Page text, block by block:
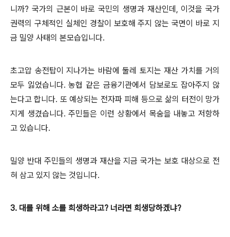
니까? 국가의 근본이 바로 국민의 생명과 재산인데, 이것을 국가
권력의 구체적인 실체인 경찰이 보호해 주지 않는 국면이 바로 지
금 밀양 사태의 본모습입니다.
초고압 송전탑이 지나가는 바람에 둘레 토지는 재산 가치를 거의
모두 잃었습니다. 농협 같은 금융기관에서 담보로도 잡아주지 않
는다고 합니다. 또 예상되는 전자파 피해 등으로 삶의 터전이 망가
지게 생겼습니다. 주민들은 이런 상황에서 목숨을 내놓고 저항하
고 있습니다.
밀양 반대 주민들의 생명과 재산을 지금 국가는 보호 대상으로 전
혀 삼고 있지 않는 것입니다.
3. 대를 위해 소를 희생하라고? 너라면 희생당하겠냐?